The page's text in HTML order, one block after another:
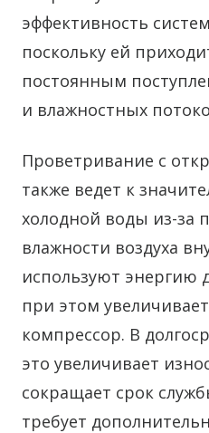
эффективность
поскольку ей
постоянным
и влажностных
Проветривание с
также ведет к
холодной воды из-за
влажности воздуха
используют энергию
при этом
компрессор. В
это увеличивает
сокращает срок
требует